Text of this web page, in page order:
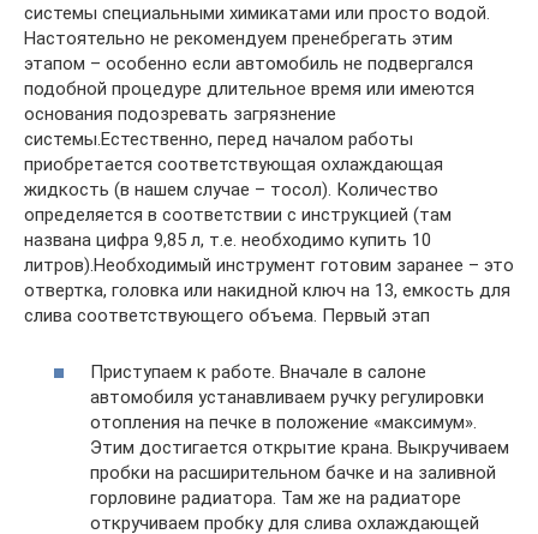
системы специальными химикатами или просто водой.
Настоятельно не рекомендуем пренебрегать этим
этапом – особенно если автомобиль не подвергался
подобной процедуре длительное время или имеются
основания подозревать загрязнение
системы.Естественно, перед началом работы
приобретается соответствующая охлаждающая
жидкость (в нашем случае – тосол). Количество
определяется в соответствии с инструкцией (там
названа цифра 9,85 л, т.е. необходимо купить 10
литров).Необходимый инструмент готовим заранее – это
отвертка, головка или накидной ключ на 13, емкость для
слива соответствующего объема. Первый этап
Приступаем к работе. Вначале в салоне
автомобиля устанавливаем ручку регулировки
отопления на печке в положение «максимум».
Этим достигается открытие крана. Выкручиваем
пробки на расширительном бачке и на заливной
горловине радиатора. Там же на радиаторе
откручиваем пробку для слива охлаждающей